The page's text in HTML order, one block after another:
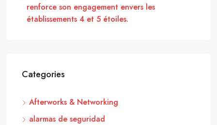
renforce son engagement envers les
établissements 4 et 5 étoiles.
Categories
Afterworks & Networking
alarmas de seguridad